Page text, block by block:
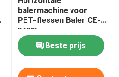
balermachine voor
PET-flessen Baler CE-
norm
Beste prijs